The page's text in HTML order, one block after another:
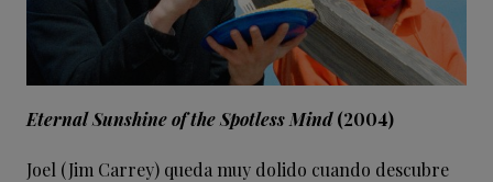
Eternal Sunshine of the Spotless Mind(2004)
Joel (Jim Carrey) queda muy dolido cuando descubre